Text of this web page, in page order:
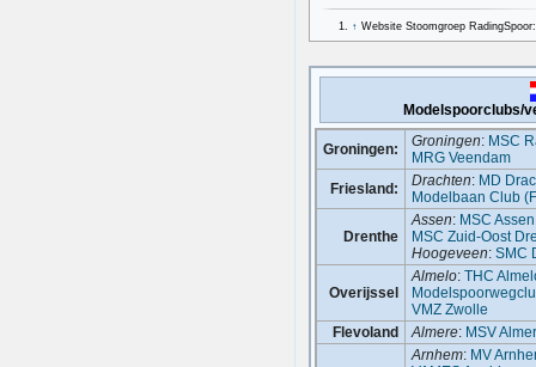
↑ Website Stoomgroep RadingSpoor:
Modelspoorclubs/
Groningen: Groningen: MSC
MRG Veendam
Friesland:
Drachten: MD
Modelbaan Club
Drenthe
Assen: MSC Assen
MSC Zuid-Oost
Hoogeveen:SMC
Overijssel
Almelo:THC
VMZ Zwolle
Flevoland
Almere: MSV
Arnhem: MV